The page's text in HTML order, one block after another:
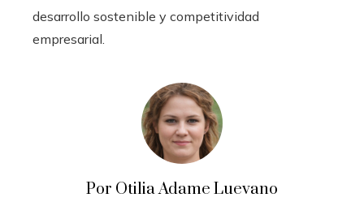
desarrollo sostenible y competitividad
empresarial.
Por Otilia Adame Luevano